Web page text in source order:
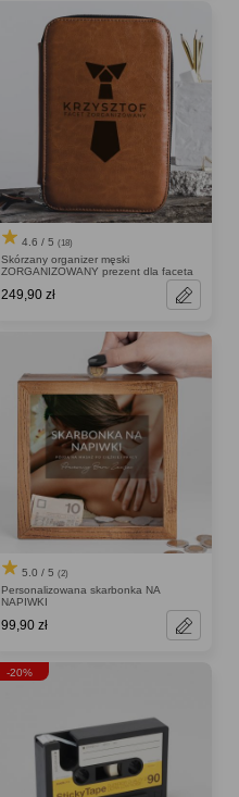
4.6 / 5 (18)
Skórzany organizer męski
ZORGANIZOWANY prezent dla faceta
249,90 zł
5.0 / 5 (2)
Personalizowana skarbonka NA
NAPIWKI
99,90 zł
-20%